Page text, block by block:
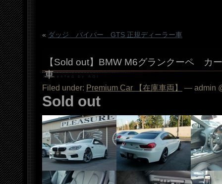
« ダッジ バイパー GTS 正規ディーラー車
【Sold out】BMW M6グランクーペ カ
車
Filed under: Premium Car 【在庫車両】 — admin
Sold out